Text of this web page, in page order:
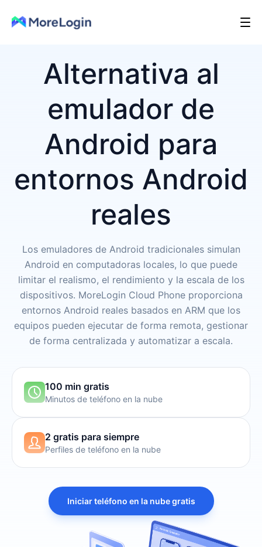
Alternativa al
emulador de
Android para
entornos Android
reales
Los emuladores de Android tradicionales simulan
Android en computadoras locales, lo que puede
limitar el realismo, el rendimiento y la escala de los
dispositivos. MoreLogin Cloud Phone proporciona
entornos Android reales basados en ARM que los
equipos pueden ejecutar de forma remota, gestionar
de forma centralizada y automatizar a escala.
100 min gratis
Minutos de teléfono en la nube
2 gratis para siempre
Perfiles de teléfono en la nube
Iniciar teléfono en la nube gratis